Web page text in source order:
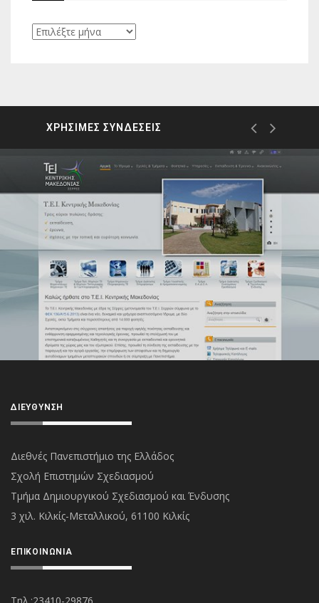
Ιστορικό
ΧΡΗΣΙΜΕΣ ΣΥΝΔΕΣΕΙΣ
ΔΙΕΎΘΥΝΣΗ
Διεθνές Πανεπιστήμιο της Ελλάδος
Σχολή Επιστημών Σχεδιασμού
Τμήμα Δημιουργικού Σχεδιασμού και Ένδυσης
3 χιλ. Κιλκίς-Μεταλλικού, 61100 Κιλκίς
ΕΠΙΚΟΙΝΩΝΊΑ